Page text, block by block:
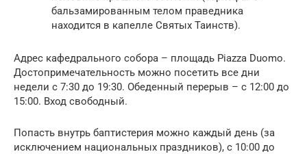
бальзамированным телом праведника
находится в капелле Святых Таинств).
Адрес кафедрального собора – площадь Piazza Duomo.
Достопримечательность можно посетить все дни
недели с 7:30 до 19:30. Обеденный перерыв – с 12:00 до
15:00. Вход свободный.
Попасть внутрь баптистерия можно каждый день (за
исключением национальных праздников), с 10:00 до